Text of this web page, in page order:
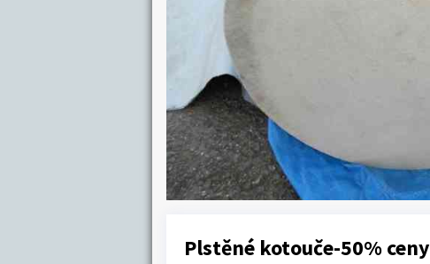
Plstěné kotouče-50% ceny